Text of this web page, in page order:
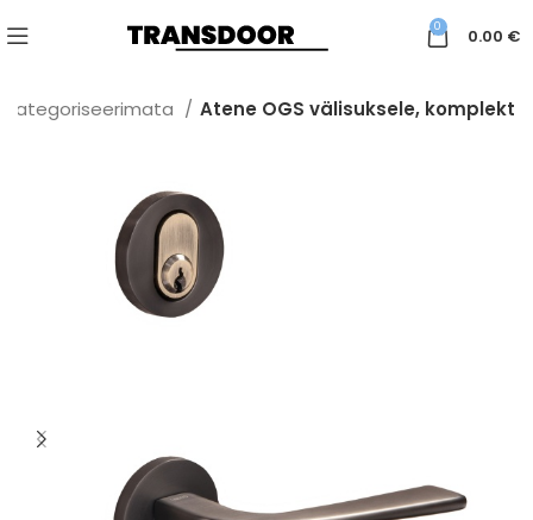
0 0.00 €
Kategoriseerimata Atene OGS välisuksele, komplekt